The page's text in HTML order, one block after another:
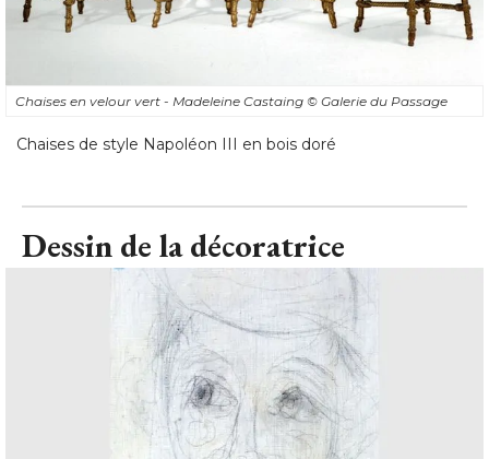
Chaises en velour vert - Madeleine Castaing © Galerie du Passage
Chaises de style Napoléon III en bois doré
Dessin de la décoratrice